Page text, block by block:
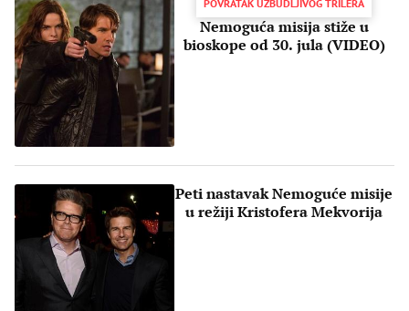
POVRATAK UZBUDLJIVOG TRILERA
Nemoguća misija stiže u
bioskope od 30. jula (VIDEO)
Peti nastavak Nemoguće misije
u režiji Kristofera Mekvorija